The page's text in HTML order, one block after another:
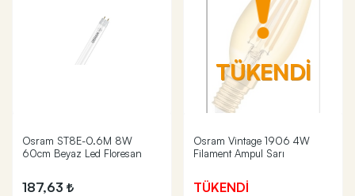
Osram ST8E-0.6M 8W
60cm Beyaz Led Floresan
187,63
TÜKENDİ
Osram Vintage 1906 4W
Filament Ampul Sarı
TÜKENDİ